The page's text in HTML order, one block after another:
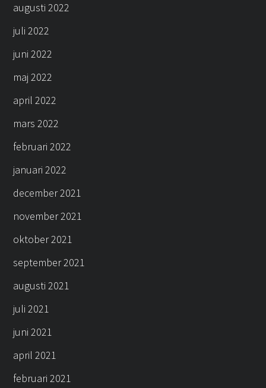
augusti 2022
juli 2022
juni 2022
maj 2022
april 2022
mars 2022
februari 2022
januari 2022
december 2021
november 2021
oktober 2021
september 2021
augusti 2021
juli 2021
juni 2021
april 2021
februari 2021